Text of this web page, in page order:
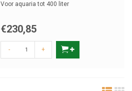
Voor aquaria tot 400 liter
€230,85
- +